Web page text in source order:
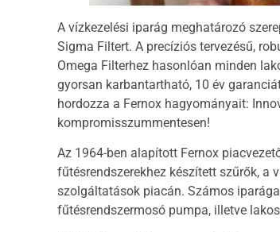
A vízkezelési iparág meghatározó
Sigma Filtert. A precíziós tervezésű,
Omega Filterhez hasonlóan minden
gyorsan karbantartható, 10 év
hordozza a Fernox hagyományait:
kompromisszummentesen!
Az 1964-ben alapított Fernox
fűtésrendszerekhez készített szűrők, a
szolgáltatások piacán. Számos
fűtésrendszermosó pumpa, illetve